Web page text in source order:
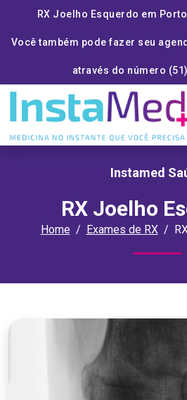
RX Joelho Esquerdo em
Você também pode fazer seu
através do número
Instamed
RX Joelho
Home Exames de RX